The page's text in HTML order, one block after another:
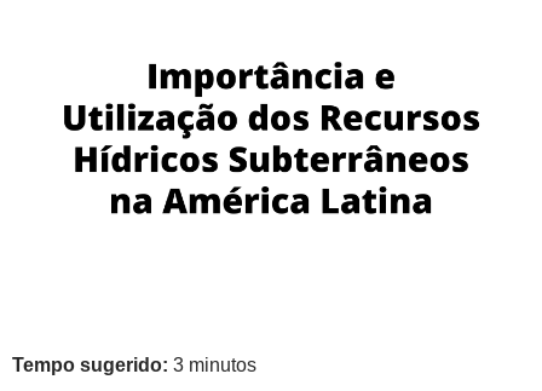
Tempo sugerido: 3 minutos